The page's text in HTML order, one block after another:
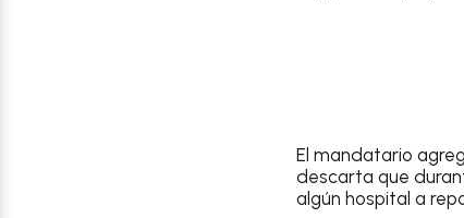
El mandatario
descarta que
algún hospital a